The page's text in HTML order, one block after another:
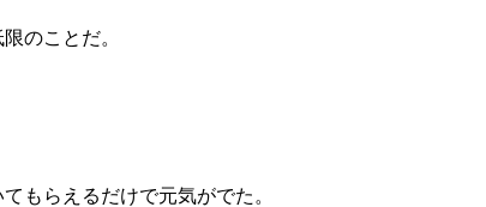
のことだ。
もらえるだけで元気がでた。